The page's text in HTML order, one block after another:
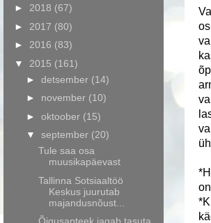
► 2018 (67)
► 2017 (80)
► 2016 (83)
▼ 2015 (161)
► detsember (14)
► november (10)
► oktoober (15)
▼ september (20)
Tule saa osa
muusikapäevast
Tallinna Sotsiaaltöö
Keskus juurutab
majandusnõust...